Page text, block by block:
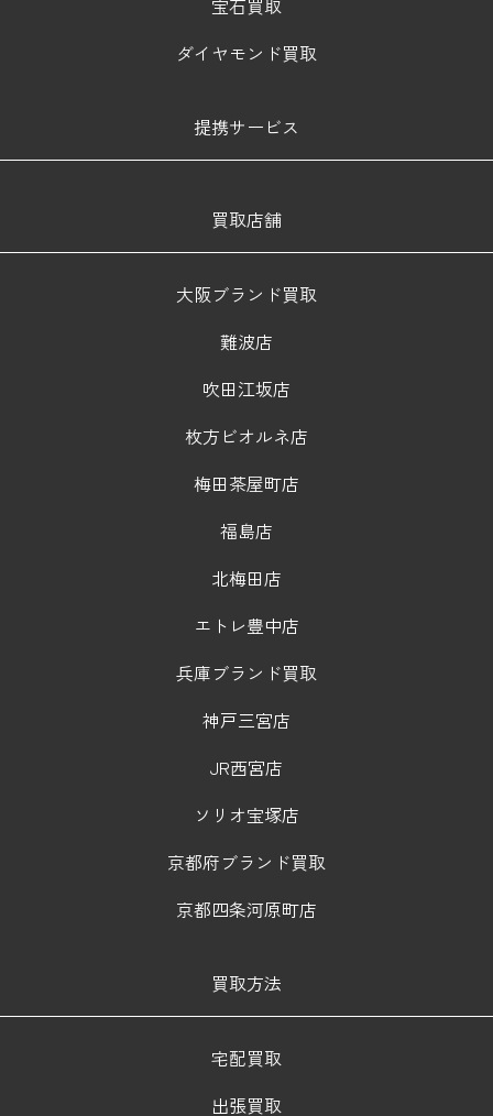
ダイヤモンド買取
提携サービス
買取店舗
大阪ブランド買取
難波店
吹田江坂店
枚方ビオルネ店
梅田茶屋町店
福島店
北梅田店
エトレ豊中店
兵庫ブランド買取
神戸三宮店
JR西宮店
ソリオ宝塚店
京都府ブランド買取
京都四条河原町店
買取方法
宅配買取
出張買取